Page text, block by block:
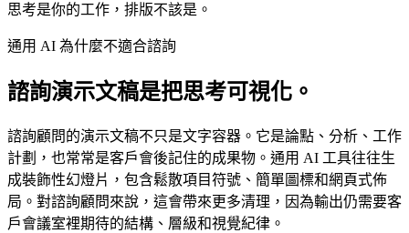
思考是你的工作，排版不該是。
通用 AI 為什麼不適合諮詢
諮詢演示文稿是把思考可視化。
諮詢顧問的演示文稿不只是文字容器。它是論點、分析、工作
計劃，也常常是客戶會後記住的成果物。通用 AI 工具往往生
成裝飾性幻燈片，包含鬆散項目符號、簡單圖標和網頁式佈
局。對諮詢顧問來說，這會帶來更多清理，因為輸出仍需要客
戶會議室裡期待的結構、層級和視覺紀律。